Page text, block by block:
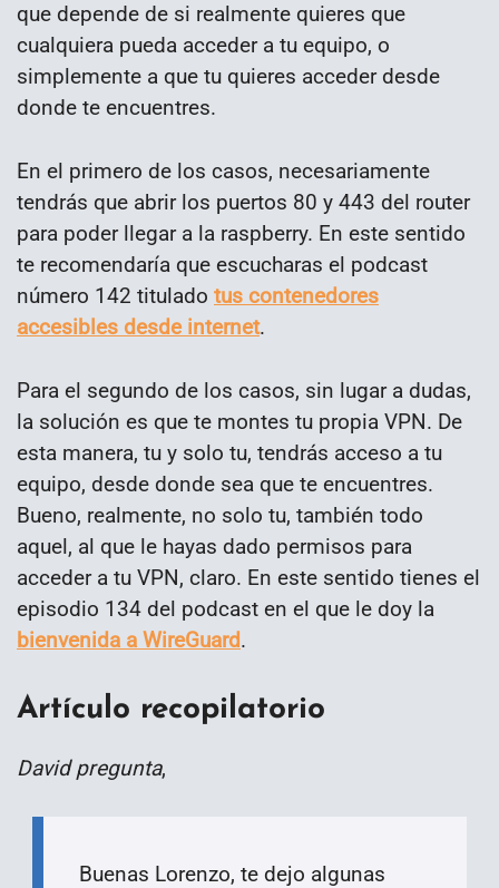
que depende de si realmente quieres que
cualquiera pueda acceder a tu equipo, o
simplemente a que tu quieres acceder desde
donde te encuentres.
En el primero de los casos, necesariamente
tendrás que abrir los puertos 80 y 443 del router
para poder llegar a la raspberry. En este sentido
te recomendaría que escucharas el podcast
número 142 titulado tus contenedores
accesibles desde internet.
Para el segundo de los casos, sin lugar a dudas,
la solución es que te montes tu propia VPN. De
esta manera, tu y solo tu, tendrás acceso a tu
equipo, desde donde sea que te encuentres.
Bueno, realmente, no solo tu, también todo
aquel, al que le hayas dado permisos para
acceder a tu VPN, claro. En este sentido tienes el
episodio 134 del podcast en el que le doy la
bienvenida a WireGuard.
Artículo recopilatorio
David pregunta,
Buenas Lorenzo, te dejo algunas